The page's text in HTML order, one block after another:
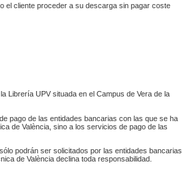
el cliente proceder a su descarga sin pagar coste
Librería UPV situada en el Campus de Vera de la
pago de las entidades bancarias con las que se ha
de València, sino a los servicios de pago de las
podrán ser solicitados por las entidades bancarias,
de València declina toda responsabilidad.